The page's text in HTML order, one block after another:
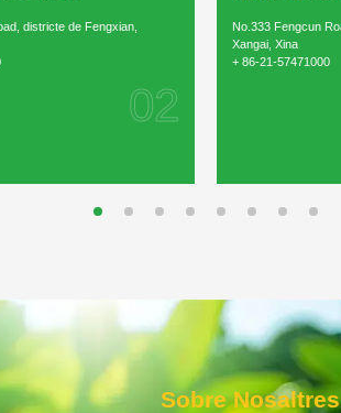
districte de Fengxian,
02
No.333 Fengcun
Xangai, Xina
+ 86-21-57471000
Sobre Nosaltres